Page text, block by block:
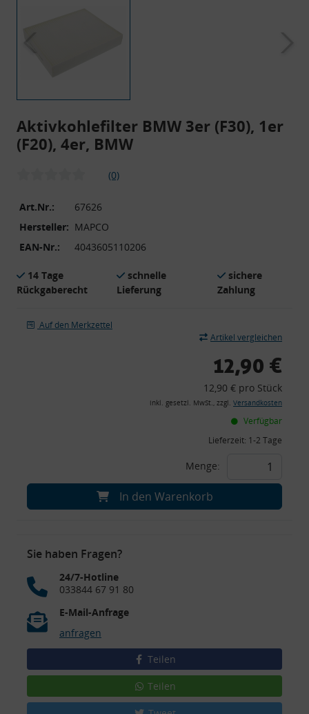
Aktivkohlefilter BMW 3er (F30), 1er
(F20), 4er, BMW
(0)
Art.Nr.:
67626
Hersteller: MAPCO
EAN-Nr.:
4043605110206
14 Tage
Rückgaberecht
schnelle
Lieferung
sichere
Zahlung
Auf den Merkzettel
Artikel vergleichen
12,90 €
12,90 € pro Stück
inkl. gesetzl. MwSt., zzgl. Versandkosten
Verfügbar
Lieferzeit: 1-2 Tage
Menge:
In den Warenkorb
Sie haben Fragen?
24/7-Hotline
033844 67 91 80
E-Mail-Anfrage
anfragen
Teilen
Teilen